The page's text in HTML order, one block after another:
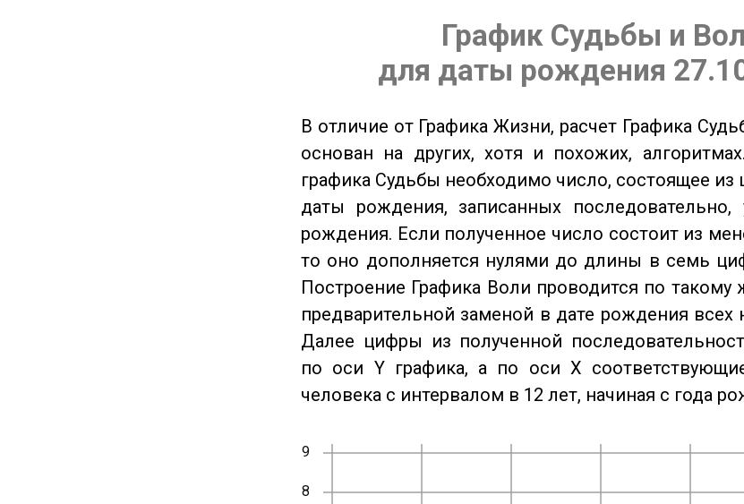
График Судьбы и
для даты рождения
В отличие от Графика Жизни, расчет Графика
основан на других, хотя и похожих,
графика Судьбы необходимо число, состоящее
даты рождения, записанных
рождения. Если полученное число состоит из
то оно дополняется нулями до длины в семь
Построение Графика Воли проводится по такому
предварительной заменой в дате рождения всех
Далее цифры из полученной
по оси Y графика, а по оси X
человека с интервалом в 12 лет, начиная с года